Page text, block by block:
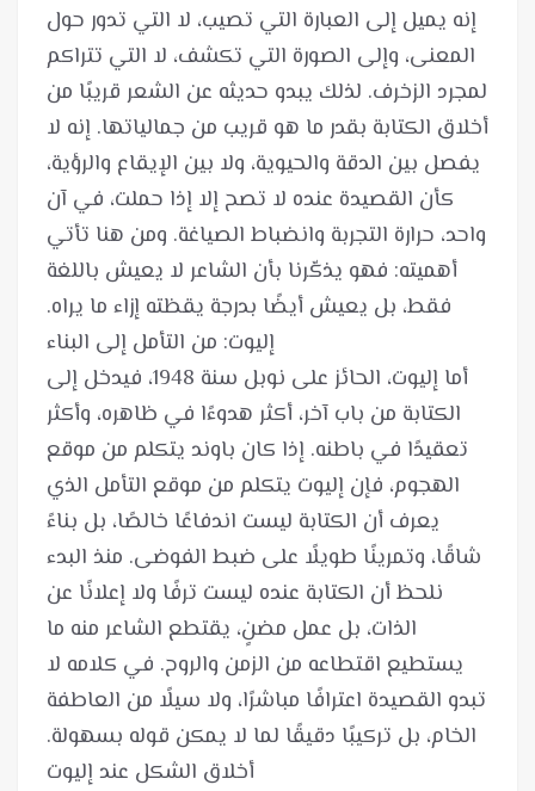
إنه يميل إلى العبارة التي تصيب، لا التي تدور حول
المعنى، وإلى الصورة التي تكشف، لا التي تتراكم
لمجرد الزخرف. لذلك يبدو حديثه عن الشعر قريبًا من
أخلاق الكتابة بقدر ما هو قريب من جمالياتها. إنه لا
يفصل بين الدقة والحيوية، ولا بين الإيقاع والرؤية،
كأن القصيدة عنده لا تصح إلا إذا حملت، في آن
واحد، حرارة التجربة وانضباط الصياغة. ومن هنا تأتي
أهميته: فهو يذكّرنا بأن الشاعر لا يعيش باللغة
أما إليوت، الحائز على نوبل سنة 1948، فيدخل إلى
الكتابة من باب آخر، أكثر هدوءًا في ظاهره، وأكثر
تعقيدًا في باطنه. إذا كان باوند يتكلم من موقع
الهجوم، فإن إليوت يتكلم من موقع التأمل الذي
يعرف أن الكتابة ليست اندفاعًا خالصًا، بل بناءً
شاقًا، وتمرينًا طويلًا على ضبط الفوضى. منذ البدء
نلحظ أن الكتابة عنده ليست ترفًا ولا إعلانًا عن
الذات، بل عمل مضنٍ، يقتطع الشاعر منه ما
يستطيع اقتطاعه من الزمن والروح. في كلامه لا
تبدو القصيدة اعترافًا مباشرًا، ولا سيلًا من العاطفة